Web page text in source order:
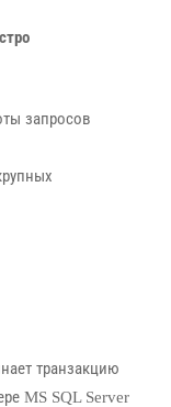
запросов
транзакцию
MS SQL Server